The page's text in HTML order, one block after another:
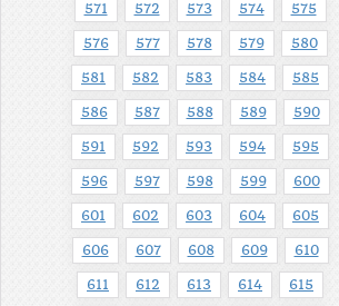
571 572 573 574 575
576 577 578 579 580
581 582 583 584 585
586 587 588 589 590
591 592 593 594 595
596 597 598 599 600
601 602 603 604 605
606 607 608 609 610
611 612 613 614 615